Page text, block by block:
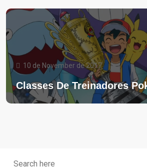
10 de November de 2017
Classes De Treinadores